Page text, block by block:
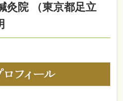
灸院 （東京都足立